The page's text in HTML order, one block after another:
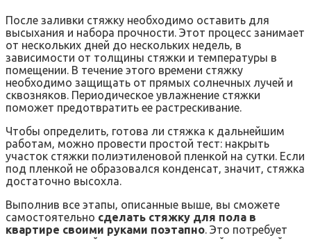
После заливки стяжку необходимо оставить для
высыхания и набора прочности. Этот процесс занимает
от нескольких дней до нескольких недель‚ в
зависимости от толщины стяжки и температуры в
помещении. В течение этого времени стяжку
необходимо защищать от прямых солнечных лучей и
сквозняков. Периодическое увлажнение стяжки
поможет предотвратить ее растрескивание.
Чтобы определить‚ готова ли стяжка к дальнейшим
работам‚ можно провести простой тест: накрыть
участок стяжки полиэтиленовой пленкой на сутки. Если
под пленкой не образовался конденсат‚ значит‚ стяжка
достаточно высохла.
Выполнив все этапы‚ описанные выше‚ вы сможете
самостоятельно сделать стяжку для пола в
квартире своими руками поэтапно. Это потребует